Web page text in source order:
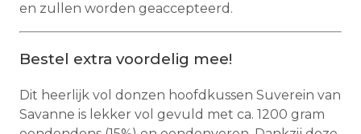
en zullen worden geaccepteerd.
Bestel extra voordelig mee!
Dit heerlijk vol donzen hoofdkussen Suverein van
Savanne is lekker vol gevuld met ca. 1200 gram